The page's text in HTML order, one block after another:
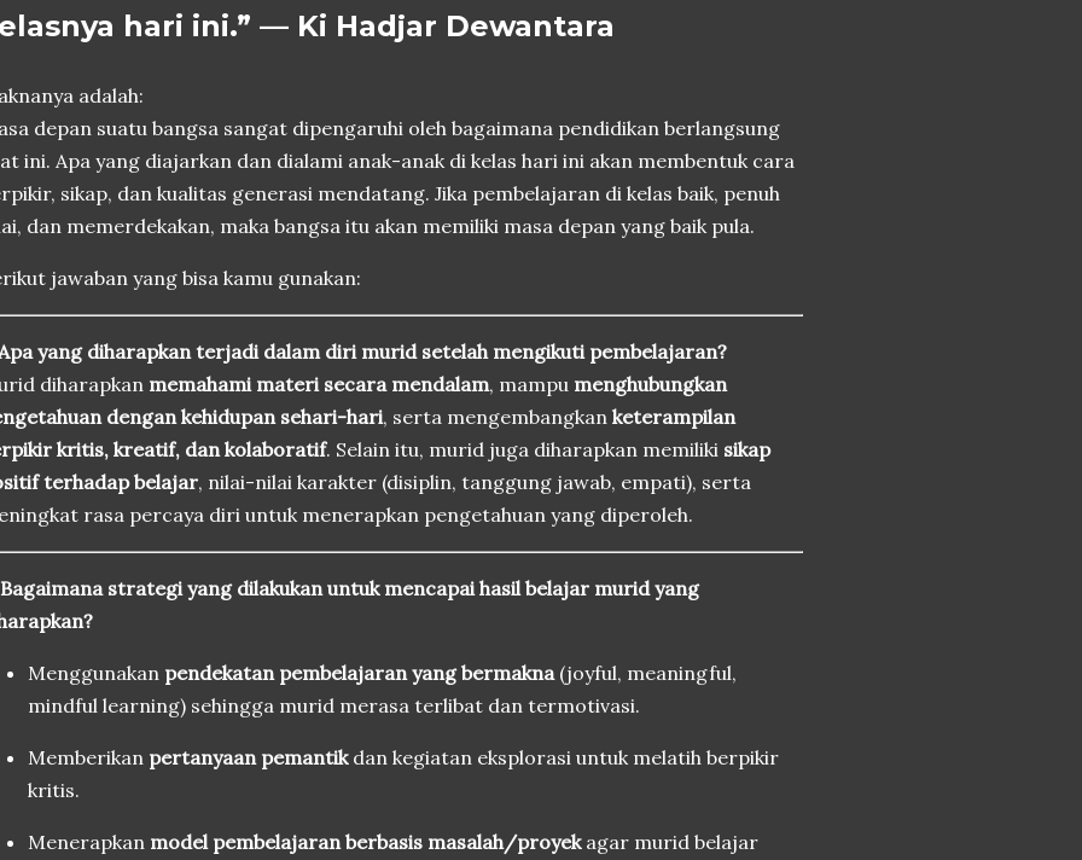
hari ini.” — Ki Hadjar Dewantara
adalah:
depan suatu bangsa sangat dipengaruhi oleh bagaimana pendidikan berlangsung
ini. Apa yang diajarkan dan dialami anak-anak di kelas hari ini akan membentuk cara
sikap, dan kualitas generasi mendatang. Jika pembelajaran di kelas baik, penuh
dan memerdekakan, maka bangsa itu akan memiliki masa depan yang baik pula.
jawaban yang bisa kamu gunakan:
yang diharapkan terjadi dalam diri murid setelah mengikuti pembelajaran?
diharapkan memahami materi secara mendalam, mampu menghubungkan
dengan kehidupan sehari-hari, serta mengembangkan keterampilan
kritis, kreatif, dan kolaboratif. Selain itu, murid juga diharapkan memiliki sikap
terhadap belajar, nilai-nilai karakter (disiplin, tanggung jawab, empati), serta
rasa percaya diri untuk menerapkan pengetahuan yang diperoleh.
strategi yang dilakukan untuk mencapai hasil belajar murid yang
Menggunakan pendekatan pembelajaran yang bermakna(joyful, meaningful,
mindful learning) sehingga murid merasa terlibat dan termotivasi.
Memberikan pertanyaan pemantikdan kegiatan eksplorasi untuk melatih berpikir
kritis.
Menerapkan model pembelajaran berbasis masalah/proyekagar murid belajar